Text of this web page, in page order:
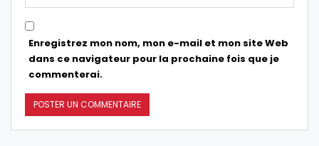
Enregistrez mon nom, mon e-mail et mon site Web
dans ce navigateur pour la prochaine fois que je
commenterai.